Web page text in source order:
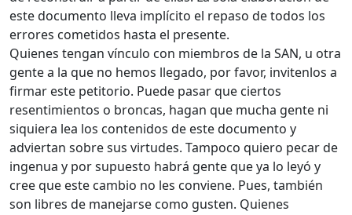
este documento lleva implícito el repaso de todos los
errores cometidos hasta el presente.
Quienes tengan vínculo con miembros de la SAN, u otra
gente a la que no hemos llegado, por favor, invitenlos a
firmar este petitorio. Puede pasar que ciertos
resentimientos o broncas, hagan que mucha gente ni
siquiera lea los contenidos de este documento y
adviertan sobre sus virtudes. Tampoco quiero pecar de
ingenua y por supuesto habrá gente que ya lo leyó y
cree que este cambio no les conviene. Pues, también
son libres de manejarse como gusten. Quienes